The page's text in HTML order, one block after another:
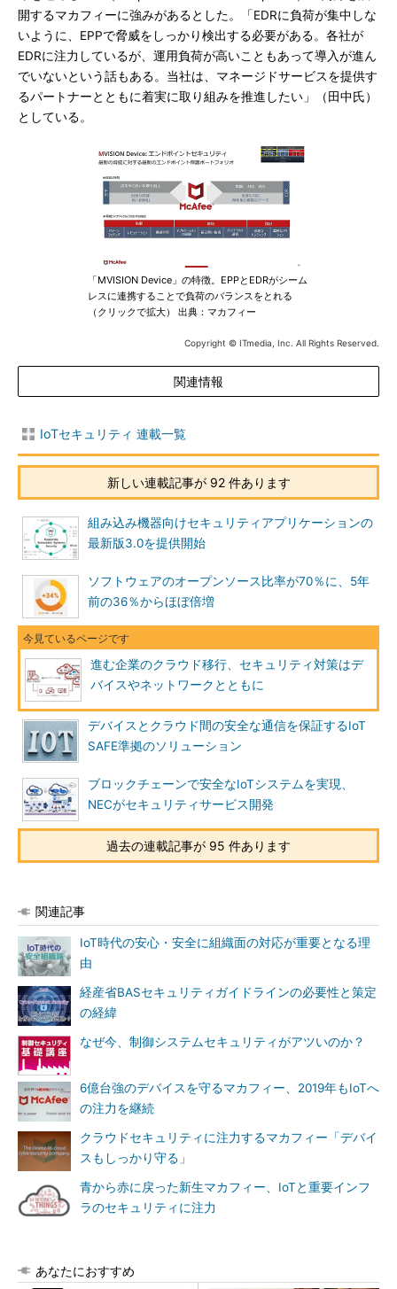
開するマカフィーに強みがあるとした。「EDRに負荷が集中しな
いように、EPPで脅威をしっかり検出する必要がある。各社が
EDRに注力しているが、運用負荷が高いこともあって導入が進ん
でいないという話もある。当社は、マネージドサービスを提供す
るパートナーとともに着実に取り組みを推進したい」（田中氏）
としている。
「MVISION Device」の特徴。EPPとEDRがシーム
レスに連携することで負荷のバランスをとれる
（クリックで拡大） 出典：マカフィー
Copyright © ITmedia, Inc. All Rights Reserved.
関連情報
IoTセキュリティ 連載一覧
新しい連載記事が 92 件あります
組み込み機器向けセキュリティアプリケーションの
最新版3.0を提供開始
ソフトウェアのオープンソース比率が70％に、5年
前の36％からほぼ倍増
進む企業のクラウド移行、セキュリティ対策はデ
バイスやネットワークとともに
デバイスとクラウド間の安全な通信を保証するIoT
SAFE準拠のソリューション
ブロックチェーンで安全なIoTシステムを実現、
NECがセキュリティサービス開発
過去の連載記事が 95 件あります
関連記事
IoT時代の安心・安全に組織面の対応が重要となる理
由
経産省BASセキュリティガイドラインの必要性と策定
の経緯
なぜ今、制御システムセキュリティがアツいのか？
6億台強のデバイスを守るマカフィー、2019年もIoTへ
の注力を継続
クラウドセキュリティに注力するマカフィー「デバイ
スもしっかり守る」
青から赤に戻った新生マカフィー、IoTと重要インフ
ラのセキュリティに注力
あなたにおすすめ